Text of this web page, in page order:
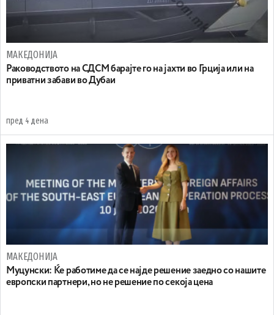
МАКЕДОНИЈА
Раководството на СДСМ барајте го на јахти во Грција или на
приватни забави во Дубаи
пред 4 дена
МАКЕДОНИЈА
Муцунски: Ќе работиме да се најде решение заедно со нашите
европски партнери, но не решение по секоја цена